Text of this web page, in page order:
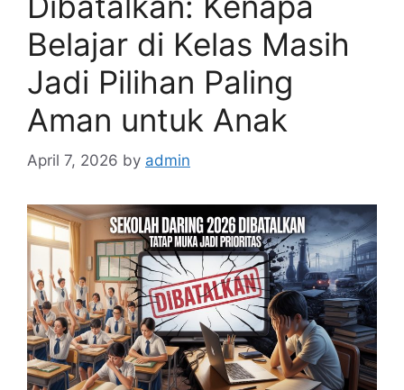
Belajar di Kelas Masih
Jadi Pilihan Paling
Aman untuk Anak
April 7, 2026 by admin